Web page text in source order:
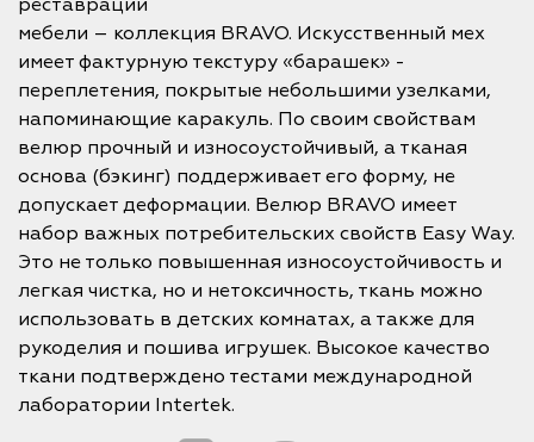
мебели – коллекция BRAVO. Искусственный мех
имеет фактурную текстуру «барашек» -
переплетения, покрытые небольшими узелками,
напоминающие каракуль. По своим свойствам
велюр прочный и износоустойчивый, а тканая
основа (бэкинг) поддерживает его форму, не
допускает деформации. Велюр BRAVO имеет
набор важных потребительских свойств Easy Way.
Это не только повышенная износоустойчивость и
легкая чистка, но и нетоксичность, ткань можно
использовать в детских комнатах, а также для
рукоделия и пошива игрушек. Высокое качество
ткани подтверждено тестами международной
лаборатории Intertek.